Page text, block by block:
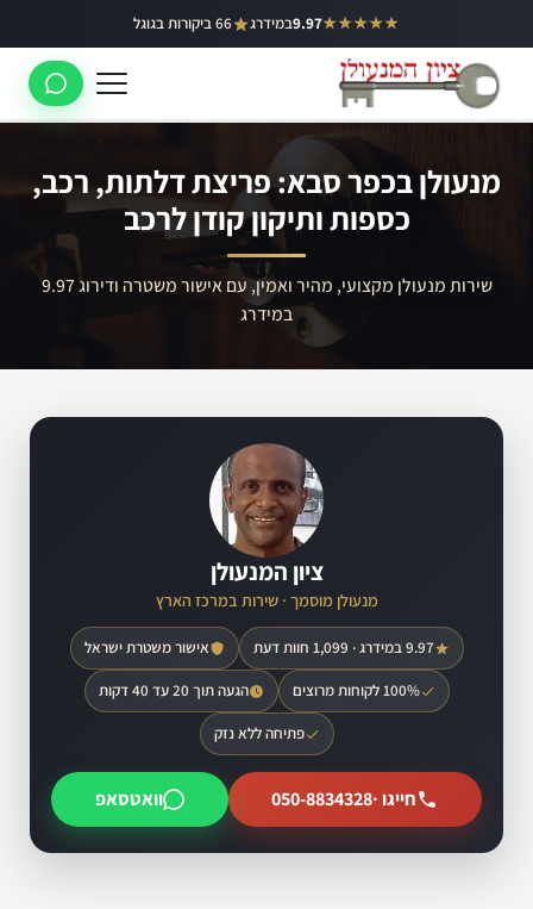
לתוכן
★★★★★
9.97במידרג 66 ביקורות בגוגל באר יעקב
ראשון לציון
לוד
נס ציונה
מנעולן בכפר סבא: פריצת דלתות, רכב,
כספות ותיקון קודן לרכב
שירות מנעולן מקצועי, מהיר ואמין, עם אישור משטרה ודירוג 9.97
במידרג
ציון המנעולן
מנעולן מוסמך · שירות במרכז הארץ
9.97 במידרג · 1,099 חוות דעת אישור משטרת ישראל
100% לקוחות מרוצים הגעה תוך 20 עד 40 דקות
פתיחה ללא נזק
חייגו ·050-8834328 וואטסאפ